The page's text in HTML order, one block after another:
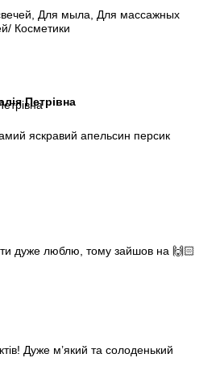
Для мыла, Для массажных
Косметики
Петрівна
яскравий апельсин персик
дуже люблю, тому зайшов на 🙌🏻
Дуже м’який та солоденький